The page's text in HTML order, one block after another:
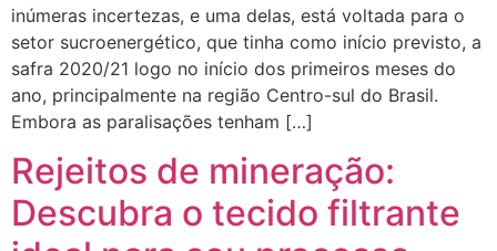
inúmeras incertezas, e uma delas, está voltada para o
setor sucroenergético, que tinha como início previsto, a
safra 2020/21 logo no início dos primeiros meses do
ano, principalmente na região Centro-sul do Brasil.
Embora as paralisações tenham […]
Rejeitos de mineração:
Descubra o tecido filtrante